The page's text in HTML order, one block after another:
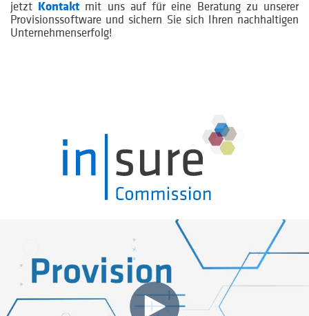
jetzt Kontakt mit uns auf für eine Beratung zu unserer
Provisions­software und sichern Sie sich Ihren nachhaltigen
Unternehmenserfolg!